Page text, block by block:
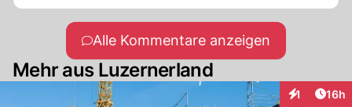
Alle Kommentare anzeigen
Mehr aus Luzernerland
1 16h